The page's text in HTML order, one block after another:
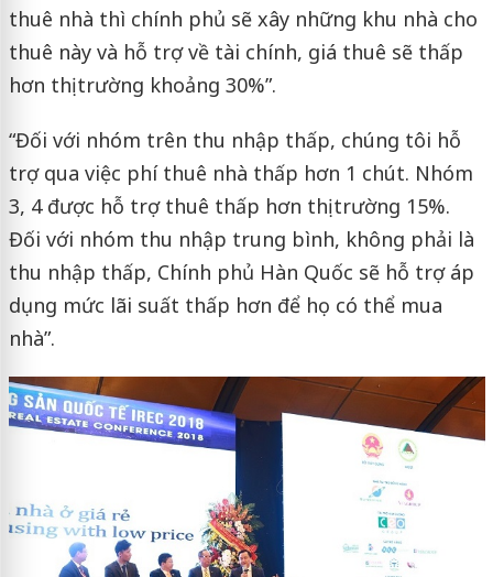
thuê nhà thì chính phủ sẽ xây những khu nhà cho
thuê này và hỗ trợ về tài chính, giá thuê sẽ thấp
hơn thị trường khoảng 30%”.
“Đối với nhóm trên thu nhập thấp, chúng tôi hỗ
trợ qua việc phí thuê nhà thấp hơn 1 chút. Nhóm
3, 4 được hỗ trợ thuê thấp hơn thị trường 15%.
Đối với nhóm thu nhập trung bình, không phải là
thu nhập thấp, Chính phủ Hàn Quốc sẽ hỗ trợ áp
dụng mức lãi suất thấp hơn để họ có thể mua
nhà”.